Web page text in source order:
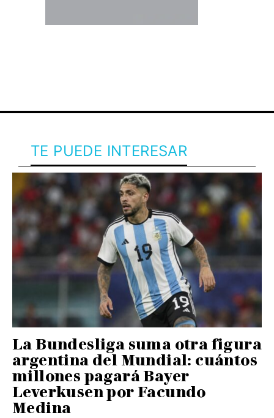
TE PUEDE INTERESAR
La Bundesliga suma otra figura
argentina del Mundial: cuántos
millones pagará Bayer
Leverkusen por Facundo
Medina